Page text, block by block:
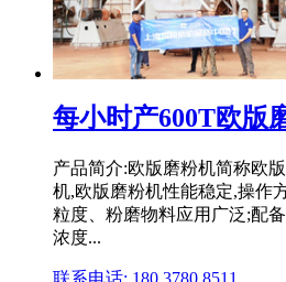
每小时产600T欧版
产品简介:欧版磨粉机简称欧
机,欧版磨粉机性能稳定,操作
粒度、粉磨物料应用广泛;配
浓度...